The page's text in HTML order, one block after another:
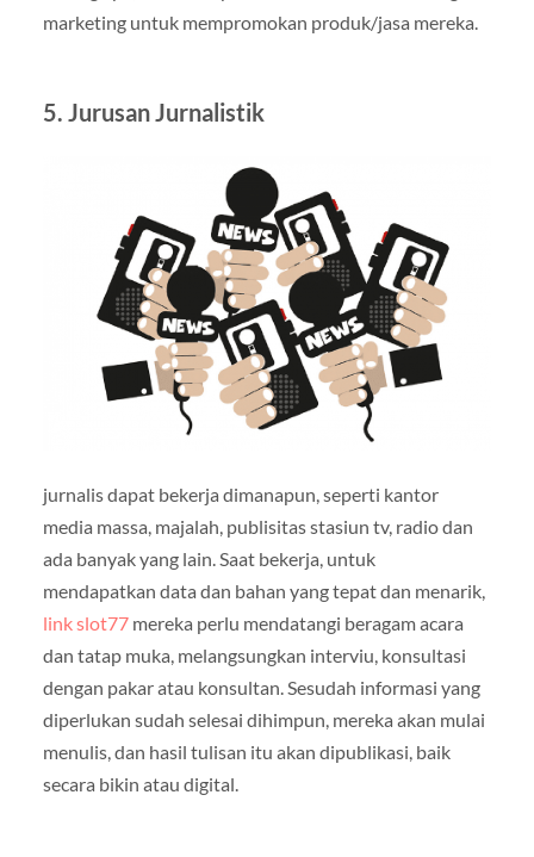
marketing untuk mempromokan produk/jasa mereka.
5. Jurusan Jurnalistik
jurnalis dapat bekerja dimanapun, seperti kantor
media massa, majalah, publisitas stasiun tv, radio dan
ada banyak yang lain. Saat bekerja, untuk
mendapatkan data dan bahan yang tepat dan menarik,
link slot77mereka perlu mendatangi beragam acara
dan tatap muka, melangsungkan interviu, konsultasi
dengan pakar atau konsultan. Sesudah informasi yang
diperlukan sudah selesai dihimpun, mereka akan mulai
menulis, dan hasil tulisan itu akan dipublikasi, baik
secara bikin atau digital.